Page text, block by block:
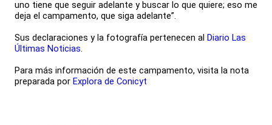
uno tiene que seguir adelante y buscar lo que quiere; eso me
deja el campamento, que siga adelante”.
Sus declaraciones y la fotografía pertenecen al Diario Las
Últimas Noticias
Para más información de este campamento, visita la nota
preparada por Explora de Conicyt